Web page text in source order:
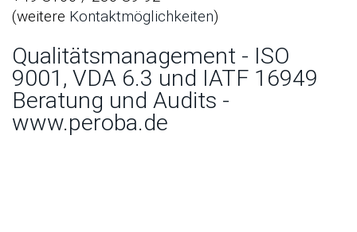
(weitere Kontaktmöglichkeiten)
Qualitätsmanagement - ISO
9001, VDA 6.3 und IATF 16949
Beratung und Audits -
www.peroba.de